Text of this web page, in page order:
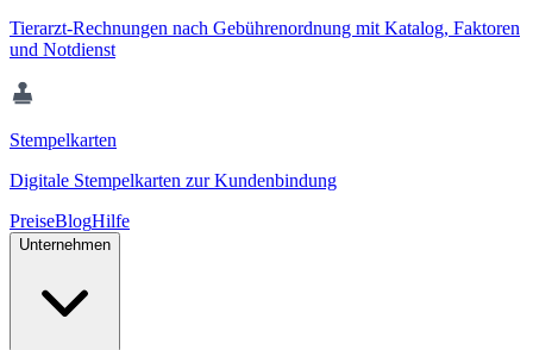
Tierarzt-Rechnungen nach Gebührenordnung mit Katalog, Faktoren
und Notdienst
Stempelkarten
Digitale Stempelkarten zur Kundenbindung
PreiseBlogHilfe
Unternehmen